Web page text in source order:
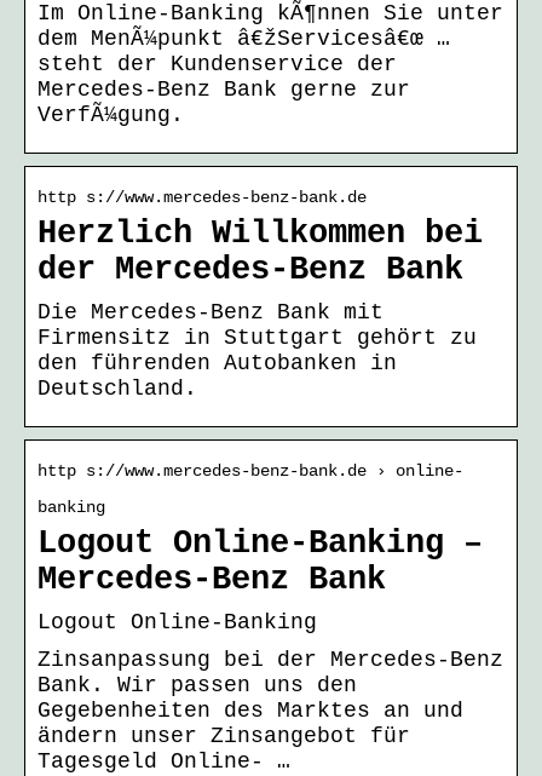
Im Online-Banking kÃ¶nnen Sie unter
dem MenÃ¼punkt â€žServicesâ€œ …
steht der Kundenservice der
Mercedes-Benz Bank gerne zur
VerfÃ¼gung.
http s://www.mercedes-benz-bank.de
Herzlich Willkommen bei
der Mercedes-Benz Bank
Die Mercedes-Benz Bank mit
Firmensitz in Stuttgart gehört zu
den führenden Autobanken in
Deutschland.
http s://www.mercedes-benz-bank.de › online-
banking
Logout Online-Banking –
Mercedes-Benz Bank
Logout Online-Banking
Zinsanpassung bei der Mercedes-Benz
Bank. Wir passen uns den
Gegebenheiten des Marktes an und
ändern unser Zinsangebot für
Tagesgeld Online- …